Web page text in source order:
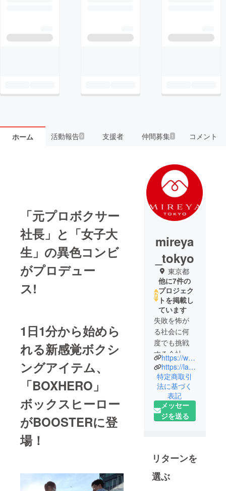
ホーム 活動報告9 支援者 仲間募集 1 コメント
「元プロボクサー
社長」と「女子大
生」の異色コンビ
がプロデュー
ス!
1日1分から始めら
れる新感覚ボクシ
ングアイテム、
「BOXHERO」
ボックスヒーロー
がBOOSTERに登
場！
mireya
_tokyo
東京都
他に7件の
プロジェク
トを掲載し
ています
失敗を怖が
る社会に何
度でも挑戦
する会社。
株式会社
ONETREEの
新製品開発
事業部は皆
様の暮らし
を良くする
います。挑
戦なくして
新製品は生
https://www.instagram.com/laqun_japan/
https://laqun.jp
特定商取引
法に基づく
表記
メッセー
ジを送る
リターンを
選ぶ